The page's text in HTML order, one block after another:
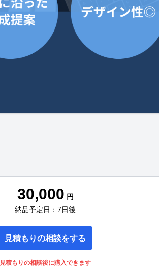
30,000 円
納品予定日：7日後
見積もりの相談をする
見積もりの相談後に購入できます